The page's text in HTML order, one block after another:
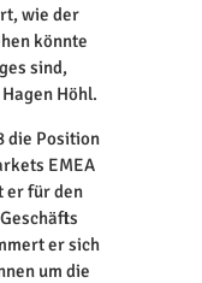
wie der
könnte
sind,
Höhl.
die Position
EMEA
er für den
er sich
um die